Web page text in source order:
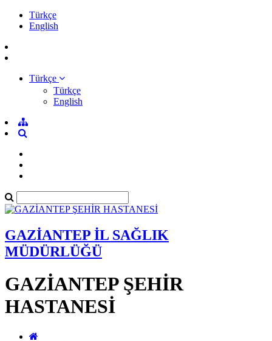
Türkçe
English
Türkçe
Türkçe
English
GAZİANTEP İL SAĞLIK
MÜDÜRLÜĞÜ
GAZİANTEP ŞEHİR
HASTANESİ